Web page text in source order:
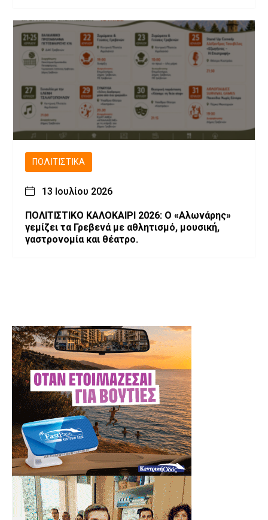
ΠΟΛΙΤΙΣΤΙΚΆ
13 Ιουλίου 2026
ΠΟΛΙΤΙΣΤΙΚΟ ΚΑΛΟΚΑΙΡΙ 2026: Ο «Αλωνάρης»
γεμίζει τα Γρεβενά με αθλητισμό, μουσική,
γαστρονομία και θέατρο.